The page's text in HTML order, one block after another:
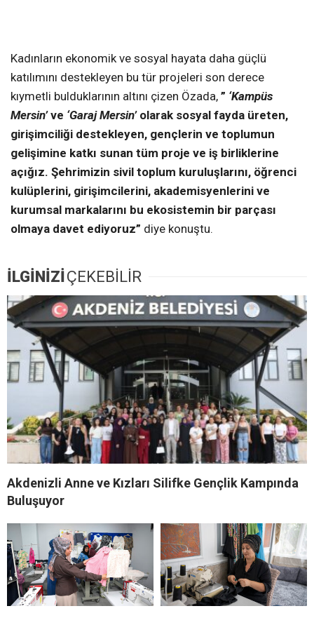
Kadınların ekonomik ve sosyal hayata daha güçlü
katılımını destekleyen bu tür projeleri son derece
kıymetli bulduklarının altını çizen Özada, ” ‘Kampüs
Mersin’ve ‘Garaj Mersin’olarak sosyal fayda üreten,
girişimciliği destekleyen, gençlerin ve toplumun
gelişimine katkı sunan tüm proje ve iş birliklerine
açığız. Şehrimizin sivil toplum kuruluşlarını, öğrenci
kulüplerini, girişimcilerini, akademisyenlerini ve
kurumsal markalarını bu ekosistemin bir parçası
olmaya davet ediyoruz” diye konuştu.
İLGİNİZİÇEKEBİLİR
Akdenizli Anne ve Kızları Silifke Gençlik Kampında
Buluşuyor